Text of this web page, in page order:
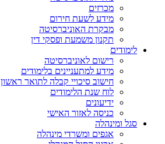
מכרזים
מידע לשעת חירום
מבקרת האוניברסיטה
תקנון משמעת ופסקי דין
לימודים
רישום לאוניברסיטה
מידע למתעניינים בלימודים
חישוב סיכויי קבלה לתואר ראשון
לוח שנת הלימודים
ידיעונים
כניסה לאזור האישי
סגל ומינהלה
אגפים ומשרדי מינהלה